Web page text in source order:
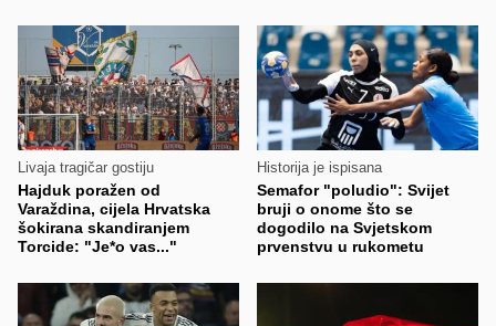
Livaja tragičar gostiju
Hajduk poražen od
Varaždina, cijela Hrvatska
šokirana skandiranjem
Torcide: "Je*o vas..."
Historija je ispisana
Semafor "poludio": Svijet
bruji o onome što se
dogodilo na Svjetskom
prvenstvu u rukometu